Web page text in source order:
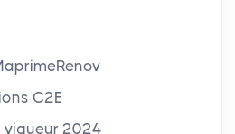
C2E
vigueur 2024